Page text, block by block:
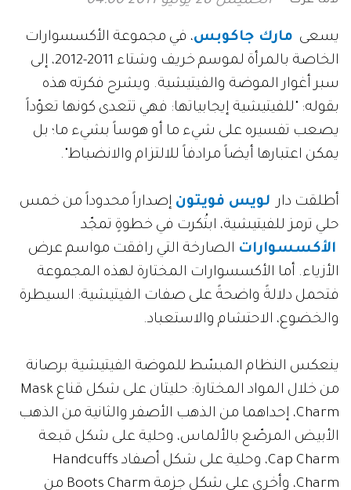
يسعى مارك جاكوبس، في مجموعة الأكسسوارات
الخاصة بالمرأة لموسم خريف وشتاء 2011-2012، إلى
سبر أغوار الموضة والفيتيشية. ويشرح فكرته هذه
بقوله: "للفيتيشية إيجابياتها: فهي تتعدى كونها تعوّداً
يصعب تفسيره على شيء ما أو هوساً بشيء ما؛ بل
يمكن اعتبارها أيضاً مرادفاً للالتزام والانضباط".
أطلقت دار لويس فويتون إصداراً محدوداً من خمس
حلي ترمز للفيتيشية، ابتُكرت في خطوةٍ تمجّد
الأكسسوارات الصارخة التي رافقت مواسم عرض
الأزياء. أما الأكسسوارات المختارة لهذه المجموعة
فتحمل دلالةً واضحةً على صفات الفيتيشية: السيطرة
والخضوع، الاحتشام والاستعباد.
ينعكس النظام المبسّط للموضة الفيتيشية برصانة
من خلال المواد المختارة: حليتان على شكل قناع Mask
Charm، إحداهما من الذهب الأصفر والثانية من الذهب
الأبيض المرصّع بالألماس، وحلية على شكل قبعة
Cap Charm، وحلية على شكل أصفاد Handcuffs
Charm، وأخرى على شكل جزمة Boots Charm من